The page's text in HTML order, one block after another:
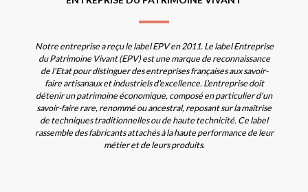
Notre entreprise a reçu le label EPV en 2011. Le label Entreprise
du Patrimoine Vivant (EPV) est une marque de reconnaissance
de l'Etat pour distinguer des entreprises françaises aux savoir-
faire artisanaux et industriels d'excellence. L'entreprise doit
détenir un patrimoine économique, composé en particulier d'un
savoir-faire rare, renommé ou ancestral, reposant sur la maîtrise
de techniques traditionnelles ou de haute technicité. Ce label
rassemble des fabricants attachés à la haute performance de leur
métier et de leurs produits.